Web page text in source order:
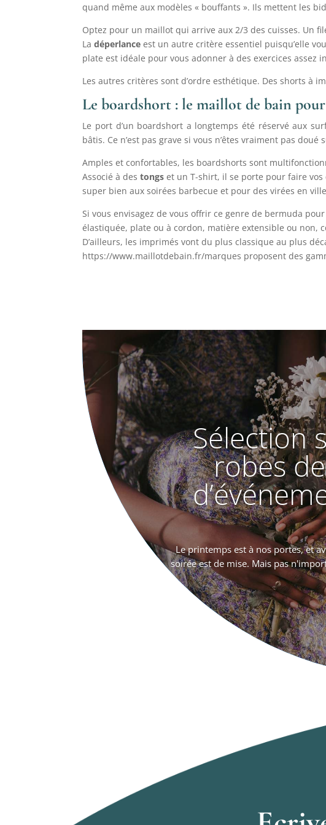
quand même aux modèles « bouffants ». Ils mettent les
Optez pour un maillot qui arrive aux 2/3 des cuisses. Un
Ladéperlance est un autre critère essentiel puisqu’elle
plate est idéale pour vous adonner à des exercices assez
Les autres critères sont d’ordre esthétique. Des shorts à
Le boardshort : le maillot de bain
Le port d’un boardshort a longtemps été réservé aux
bâtis. Ce n’est pas grave si vous n’êtes vraiment pas
Amples et confortables, les boardshorts sont
Associé à destongs et un T-shirt, il se porte pour faire
super bien aux soirées barbecue et pour des virées en
Si vous envisagez de vous offrir ce genre de bermuda
élastiquée, plate ou à cordon, matière extensible ou non,
D’ailleurs, les imprimés vont du plus classique au plus
https://www.maillotdebain.fr/marques proposent des
Sélection
robes
Le printemps est à nos portes, et
soirée est de mise. Mais pas